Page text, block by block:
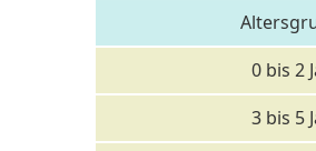
0 bis 2
3 bis 5